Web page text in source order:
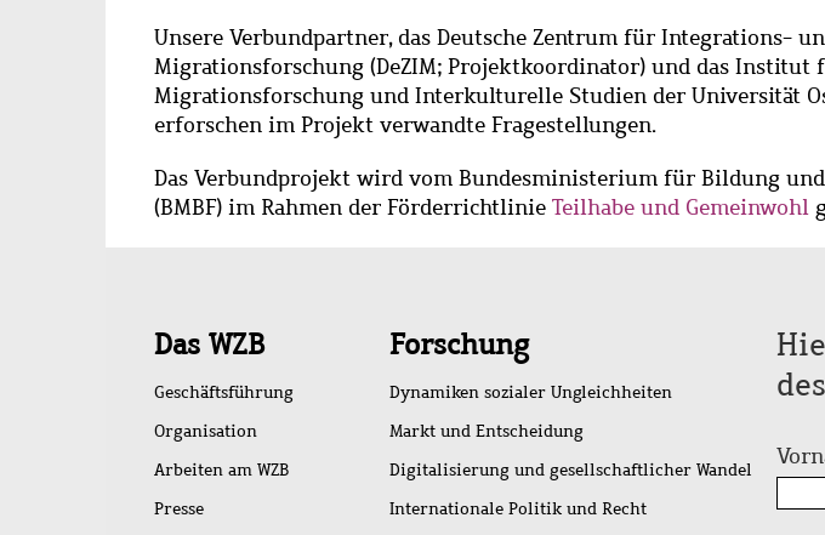
Unsere Verbundpartner, das Deutsche Zentrum für Integrations-
Migrationsforschung (DeZIM; Projektkoordinator) und das Institut
Migrationsforschung und Interkulturelle Studien der Universität
erforschen im Projekt verwandte Fragestellungen.
Das Verbundprojekt wird vom Bundesministerium für Bildung
(BMBF) im Rahmen der Förderrichtlinie Teilhabe und Gemeinwohl
Schnellzugriff
Das WZB
Geschäftsführung
Organisation
Arbeiten am WZB
Presse
Forschung
Dynamiken sozialer Ungleichheiten
Markt und Entscheidung
Digitalisierung und gesellschaftlicher Wandel
Internationale Politik und Recht